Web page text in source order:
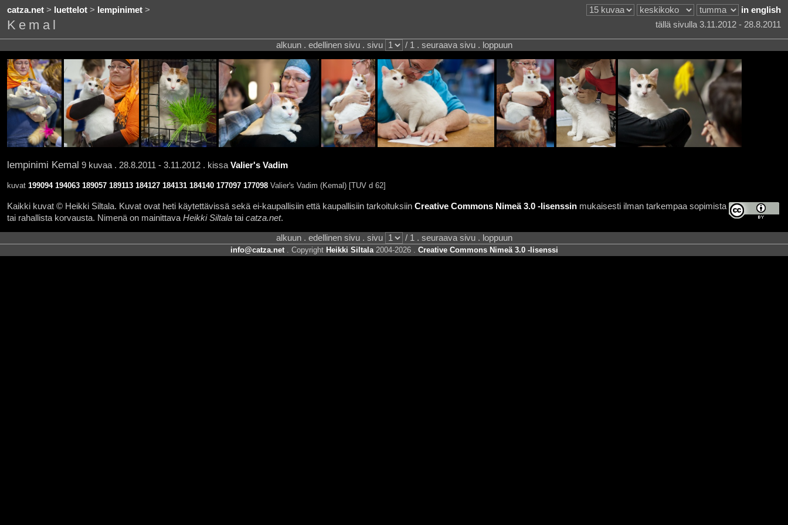
catza.net> luettelot> lempinimet> in english
Kemal tällä sivulla 3.11.2012 - 28.8.2011
alkuun . edellinen sivu . sivu / 1 . seuraava sivu . loppuun
lempinimi Kemal 9 kuvaa . 28.8.2011 - 3.11.2012 . kissa Valier's Vadim
kuvat 199094 194063 189057 189113 184127 184131 184140 177097 177098Valier's Vadim (Kemal) [TUV d 62]
Kaikki kuvat © Heikki Siltala. Kuvat ovat heti käytettävissä sekä ei-kaupallisiin että kaupallisiin tarkoituksiin Creative Commons Nimeä 3.0 -lisenssinmukaisesti ilman tarkempaa sopimista
tai rahallista korvausta. Nimenä on mainittava Heikki Siltalatai catza.net.
alkuun . edellinen sivu . sivu / 1 . seuraava sivu . loppuun
info@catza.net. Copyright Heikki Siltala2004-2026 . Creative Commons Nimeä 3.0 -lisenssi